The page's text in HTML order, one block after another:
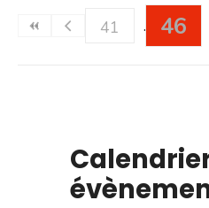
41
46